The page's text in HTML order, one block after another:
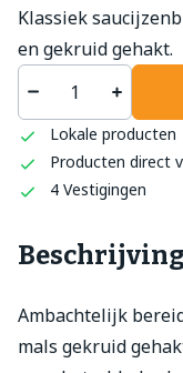
Klassiek
en gekruid gehakt.
Lokale producten
Producten direct
4 Vestigingen
Beschrijving
Ambachtelijk
mals gekruid